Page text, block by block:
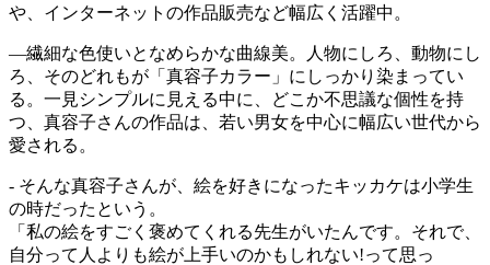
や、インターネットの作品販売など幅広く活躍中。
―繊細な色使いとなめらかな曲線美。人物にしろ、動物にし
ろ、そのどれもが「真容子カラー」にしっかり染まってい
る。一見シンプルに見える中に、どこか不思議な個性を持
つ、真容子さんの作品は、若い男女を中心に幅広い世代から
愛される。
- そんな真容子さんが、絵を好きになったキッカケは小学生
の時だったという。
「私の絵をすごく褒めてくれる先生がいたんです。それで、
自分って人よりも絵が上手いのかもしれない!って思っ